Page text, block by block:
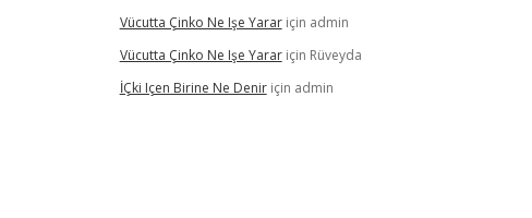
Vücutta Çinko Ne Işe Yarariçin admin
Vücutta Çinko Ne Işe Yarariçin Rüveyda
İÇki Içen Birine Ne Deniriçin admin